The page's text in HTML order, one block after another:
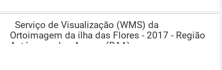
Serviço de Visualização (WMS) da
Ortoimagem da ilha das Flores - 2017 - Região
Autónoma dos Açores (RAA)